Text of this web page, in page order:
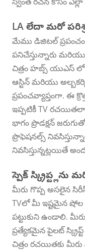
LA లేదా మరో
మేము డిజిటల్
పనిచేస్తున్నారు మరియు
చిత్రం హబ్స్ యుఎస్ లో
ఆస్టిన్ మరియు
ప్రపంచవ్యాప్తంగా. ఈ
ఇప్పటికీ TV రచయితలా
భాగం ప్రొడక్షన్
ప్రొఫెషనల్స్
నివసిస్తున్నట్లయితే
స్పెక్
మీరు గొప్ప అసలైన
TVలో మీ ఇష్టమైన షోల
పట్టుకుని ఉండాలి.
ప్రత్యేకమైన పైలట్
చిత్రం రచయితకు